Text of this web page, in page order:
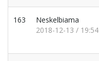
163
Neskelbiama
2018-12-13 / 19:54